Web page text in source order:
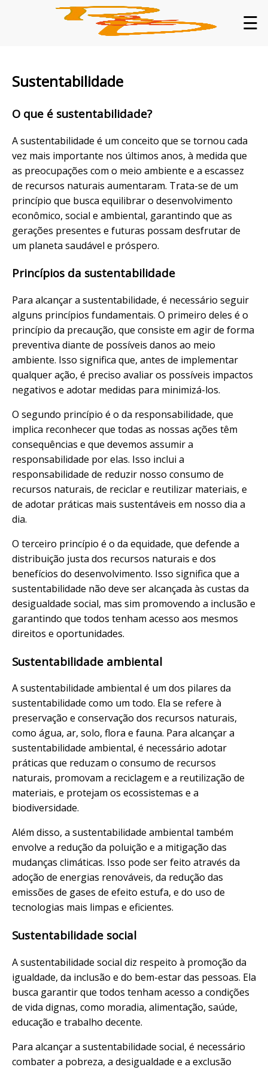
☰
Sustentabilidade
O que é sustentabilidade?
A sustentabilidade é um conceito que se tornou cada
vez mais importante nos últimos anos, à medida que
as preocupações com o meio ambiente e a escassez
de recursos naturais aumentaram. Trata-se de um
princípio que busca equilibrar o desenvolvimento
econômico, social e ambiental, garantindo que as
gerações presentes e futuras possam desfrutar de
um planeta saudável e próspero.
Princípios da sustentabilidade
Para alcançar a sustentabilidade, é necessário seguir
alguns princípios fundamentais. O primeiro deles é o
princípio da precaução, que consiste em agir de forma
preventiva diante de possíveis danos ao meio
ambiente. Isso significa que, antes de implementar
qualquer ação, é preciso avaliar os possíveis impactos
negativos e adotar medidas para minimizá-los.
O segundo princípio é o da responsabilidade, que
implica reconhecer que todas as nossas ações têm
consequências e que devemos assumir a
responsabilidade por elas. Isso inclui a
responsabilidade de reduzir nosso consumo de
recursos naturais, de reciclar e reutilizar materiais, e
de adotar práticas mais sustentáveis em nosso dia a
dia.
O terceiro princípio é o da equidade, que defende a
distribuição justa dos recursos naturais e dos
benefícios do desenvolvimento. Isso significa que a
sustentabilidade não deve ser alcançada às custas da
desigualdade social, mas sim promovendo a inclusão e
garantindo que todos tenham acesso aos mesmos
direitos e oportunidades.
Sustentabilidade ambiental
A sustentabilidade ambiental é um dos pilares da
sustentabilidade como um todo. Ela se refere à
preservação e conservação dos recursos naturais,
como água, ar, solo, flora e fauna. Para alcançar a
sustentabilidade ambiental, é necessário adotar
práticas que reduzam o consumo de recursos
naturais, promovam a reciclagem e a reutilização de
materiais, e protejam os ecossistemas e a
biodiversidade.
Além disso, a sustentabilidade ambiental também
envolve a redução da poluição e a mitigação das
mudanças climáticas. Isso pode ser feito através da
adoção de energias renováveis, da redução das
emissões de gases de efeito estufa, e do uso de
tecnologias mais limpas e eficientes.
Sustentabilidade social
A sustentabilidade social diz respeito à promoção da
igualdade, da inclusão e do bem-estar das pessoas. Ela
busca garantir que todos tenham acesso a condições
de vida dignas, como moradia, alimentação, saúde,
educação e trabalho decente.
Para alcançar a sustentabilidade social, é necessário
combater a pobreza, a desigualdade e a exclusão